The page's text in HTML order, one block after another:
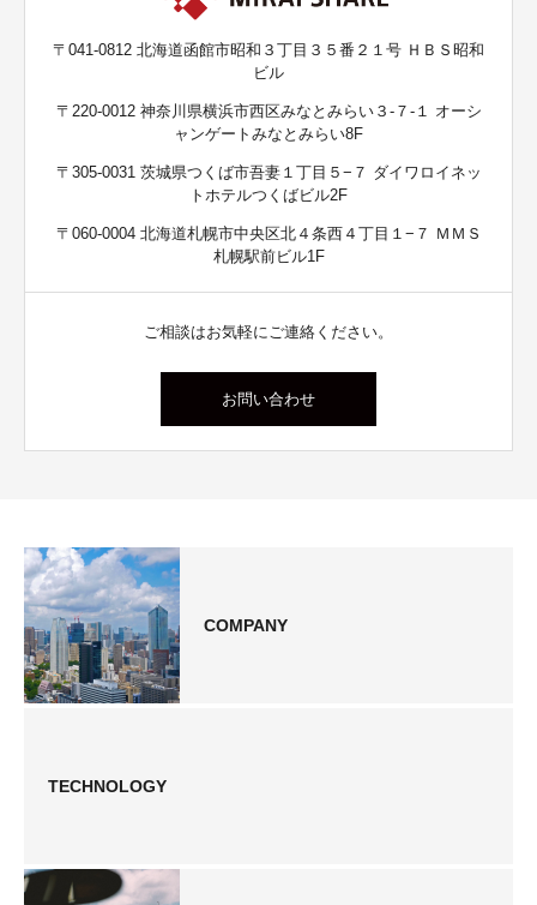
〒041-0812 北海道函館市昭和３丁目３５番２１号 ＨＢＳ昭和
ビル
〒220-0012 神奈川県横浜市西区みなとみらい３-７-１ オーシ
ャンゲートみなとみらい8F
〒305-0031 茨城県つくば市吾妻１丁目５−７ ダイワロイネッ
トホテルつくばビル2F
〒060-0004 北海道札幌市中央区北４条西４丁目１−７ ＭＭＳ
札幌駅前ビル1F
ご相談はお気軽にご連絡ください。
お問い合わせ
COMPANY
TECHNOLOGY